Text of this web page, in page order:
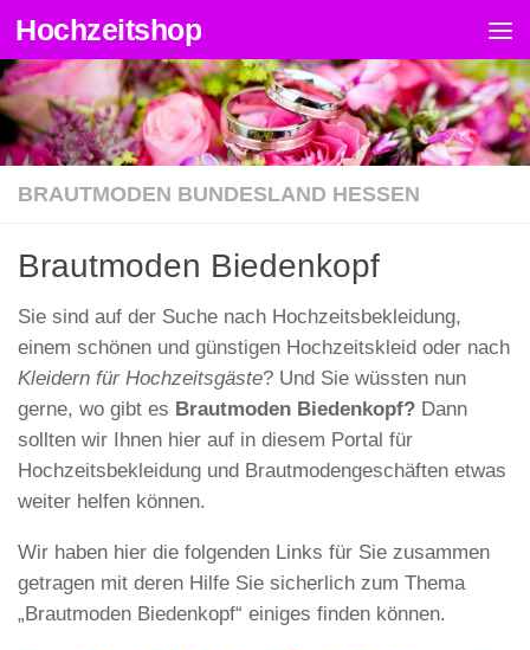
Zum Inhalt springen
Hochzeitshop
BRAUTMODEN BUNDESLAND HESSEN
Brautmoden Biedenkopf
Sie sind auf der Suche nach Hochzeitsbekleidung,
einem schönen und günstigen Hochzeitskleid oder nach
Kleidern für Hochzeitsgäste? Und Sie wüssten nun
gerne, wo gibt es Brautmoden Biedenkopf? Dann
sollten wir Ihnen hier auf in diesem Portal für
Hochzeitsbekleidung und Brautmodengeschäften etwas
weiter helfen können.
Wir haben hier die folgenden Links für Sie zusammen
getragen mit deren Hilfe Sie sicherlich zum Thema
„Brautmoden Biedenkopf“ einiges finden können.